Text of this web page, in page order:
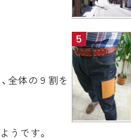
全体の９割を
うです。